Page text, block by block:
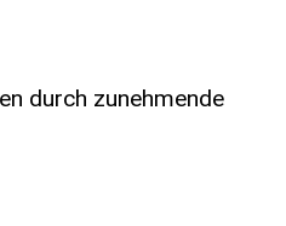
durch zunehmende